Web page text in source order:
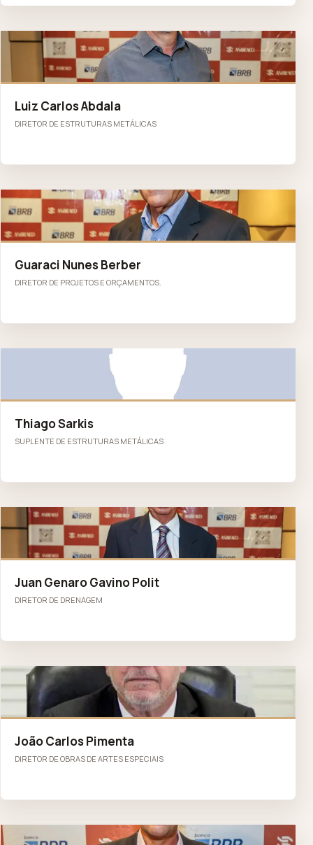
LC
Luiz Carlos Abdala
DIRETOR DE ESTRUTURAS METÁLICAS
GN
Guaraci Nunes Berber
DIRETOR DE PROJETOS E ORÇAMENTOS.
Thiago Sarkis
SUPLENTE DE ESTRUTURAS METÁLICAS
JG
Juan Genaro Gavino Polit
DIRETOR DE DRENAGEM
JC
João Carlos Pimenta
DIRETOR DE OBRAS DE ARTES ESPECIAIS